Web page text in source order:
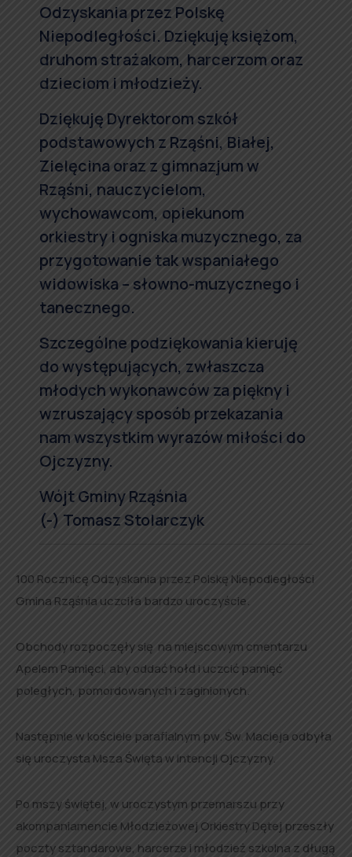
Odzyskania przez Polskę
Niepodległości. Dziękuję księżom,
druhom strażakom, harcerzom oraz
dzieciom i młodzieży.
Dziękuję Dyrektorom szkół
podstawowych z Rząśni, Białej,
Zielęcina oraz z gimnazjum w
Rząśni, nauczycielom,
wychowawcom, opiekunom
orkiestry i ogniska muzycznego, za
przygotowanie tak wspaniałego
widowiska – słowno-muzycznego i
tanecznego.
Szczególne podziękowania kieruję
do występujących, zwłaszcza
młodych wykonawców za piękny i
wzruszający sposób przekazania
nam wszystkim wyrazów miłości do
Ojczyzny.
Wójt Gminy Rząśnia
(-) Tomasz Stolarczyk
100 Rocznicę Odzyskania przez Polskę Niepodległości
Gmina Rząśnia uczciła bardzo uroczyście.
Obchody rozpoczęły się na miejscowym cmentarzu
Apelem Pamięci, aby oddać hołd i uczcić pamięć
poległych, pomordowanych i zaginionych.
Następnie w kościele parafialnym pw. Św. Macieja odbyła
się uroczysta Msza Święta w intencji Ojczyzny.
Po mszy świętej, w uroczystym przemarszu przy
akompaniamencie Młodzieżowej Orkiestry Dętej przeszły
poczty sztandarowe, harcerze i młodzież szkolna z długą